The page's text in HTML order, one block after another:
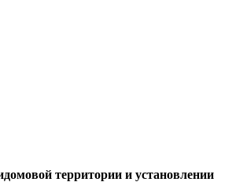
территории и установлении